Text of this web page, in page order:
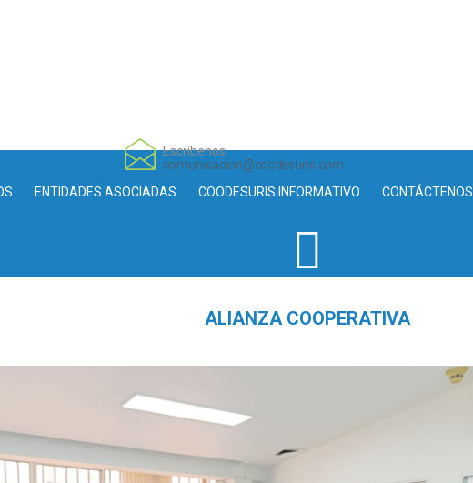
Escríbenos
comunicacion@coodesuris.com
ENTIDADES ASOCIADAS COODESURIS INFORMATIVO CONTÁCTENOS
ALIANZA COOPERATIVA